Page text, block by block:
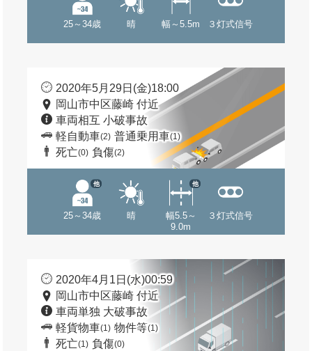
25～34歳 晴 幅～5.5m ３灯式信号
2020年5月29日(金)18:00
岡山市中区藤崎 付近
車両相互 小破事故
軽自動車(2) 普通乗用車(1)
死亡(0) 負傷(2)
25～34歳
他
晴
幅5.5～
9.0m
他
３灯式信号
2020年4月1日(水)00:59
岡山市中区藤崎 付近
車両単独 大破事故
軽貨物車(1) 物件等(1)
死亡(1) 負傷(0)